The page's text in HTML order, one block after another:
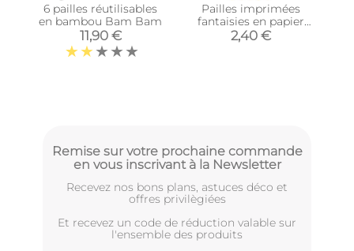
6 pailles réutilisables
en bambou Bam Bam
11,90 €
Pailles imprimées
fantaisies en papier
(Lot de 50) (Naturel)
2,40 €
Remise sur votre prochaine commande
en vous inscrivant à la Newsletter
Recevez nos bons plans, astuces déco et
offres privilègiées
Et recevez un code de réduction valable sur
l'ensemble des produits